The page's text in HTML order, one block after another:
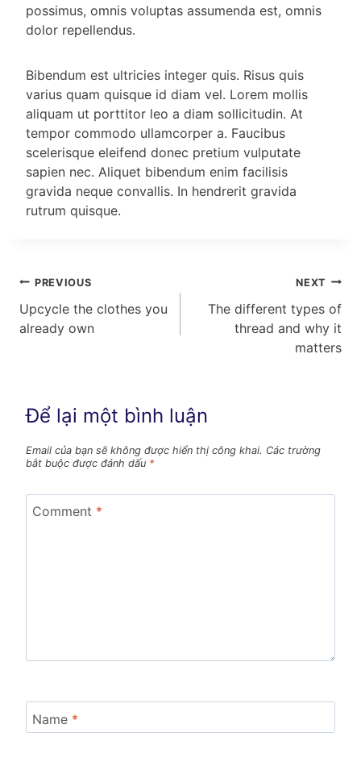
possimus, omnis voluptas assumenda est, omnis
dolor repellendus.
Bibendum est ultricies integer quis. Risus quis
varius quam quisque id diam vel. Lorem mollis
aliquam ut porttitor leo a diam sollicitudin. At
tempor commodo ullamcorper a. Faucibus
scelerisque eleifend donec pretium vulputate
sapien nec. Aliquet bibendum enim facilisis
gravida neque convallis. In hendrerit gravida
rutrum quisque.
Điều
hướng
PREVIOUS
Upcycle the clothes you
already own
NEXT
The different types of
thread and why it
matters
Để lại một bình luận
Email của bạn sẽ không được hiển thị công khai. Các trường
bắt buộc được đánh dấu *
Comment *
Name *